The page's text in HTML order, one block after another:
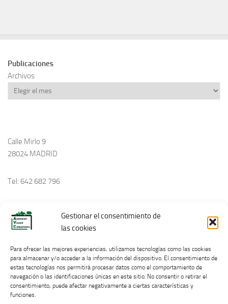
Gestionar el consentimiento de
las cookies
Para ofrecer las mejores experiencias, utilizamos tecnologías como las cookies
para almacenar y/o acceder a la información del dispositivo. El consentimiento de
estas tecnologías nos permitirá procesar datos como el comportamiento de
navegación o las identificaciones únicas en este sitio. No consentir o retirar el
consentimiento, puede afectar negativamente a ciertas características y
funciones.
Publicaciones
Archivos
Calle Mirlo 9
28024 MADRID
Tel: 642 682 796